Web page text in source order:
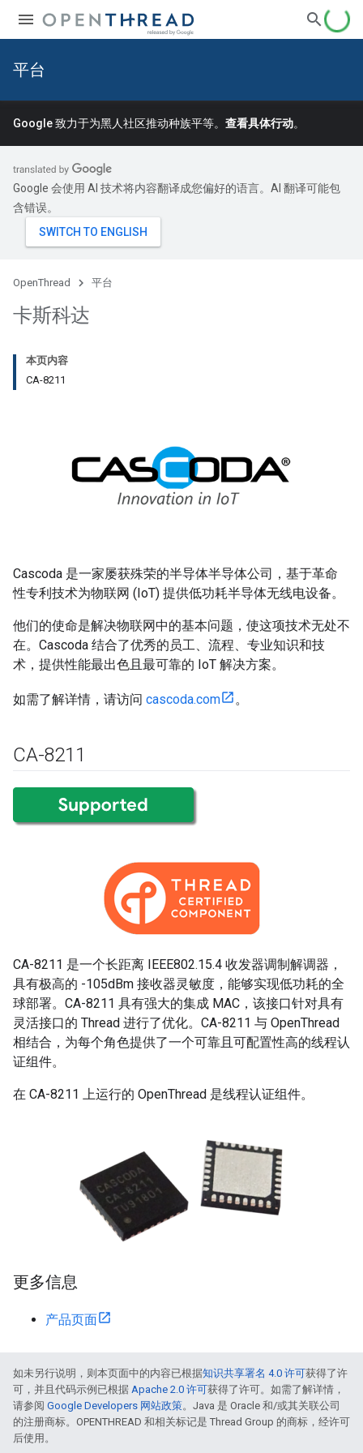
平台
Google 致力于为黑人社区推动种族平等。 查看具体行动。
Google 会使用 AI 技术将内容翻译成您偏好的语言。AI 翻译可能包
含错误。
OpenThread 平台
卡斯科达
本页内容
CA-8211
Cascoda 是一家屡获殊荣的半导体半导体公司，基于革命
性专利技术为物联网 (IoT) 提供低功耗半导体无线电设备。
他们的使命是解决物联网中的基本问题，使这项技术无处不
在。Cascoda 结合了优秀的员工、流程、专业知识和技
术，提供性能最出色且最可靠的 IoT 解决方案。
如需了解详情，请访问 cascoda.com 。
CA-8211
CA-8211 是一个长距离 IEEE802.15.4 收发器调制解调器，
具有极高的 -105dBm 接收器灵敏度，能够实现低功耗的全
球部署。CA-8211 具有强大的集成 MAC，该接口针对具有
灵活接口的 Thread 进行了优化。CA-8211 与 OpenThread
相结合，为每个角色提供了一个可靠且可配置性高的线程认
证组件。
在 CA-8211 上运行的 OpenThread 是线程认证组件。
更多信息
产品页面
如未另行说明，则本页面中的内容已根据知识共享署名 4.0 许可获得了许
可，并且代码示例已根据 Apache 2.0 许可获得了许可。如需了解详情，
请参阅 Google Developers 网站政策。Java 是 Oracle 和/或其关联公司
的注册商标。OPENTHREAD 和相关标记是 Thread Group 的商标，经许可
后使用。